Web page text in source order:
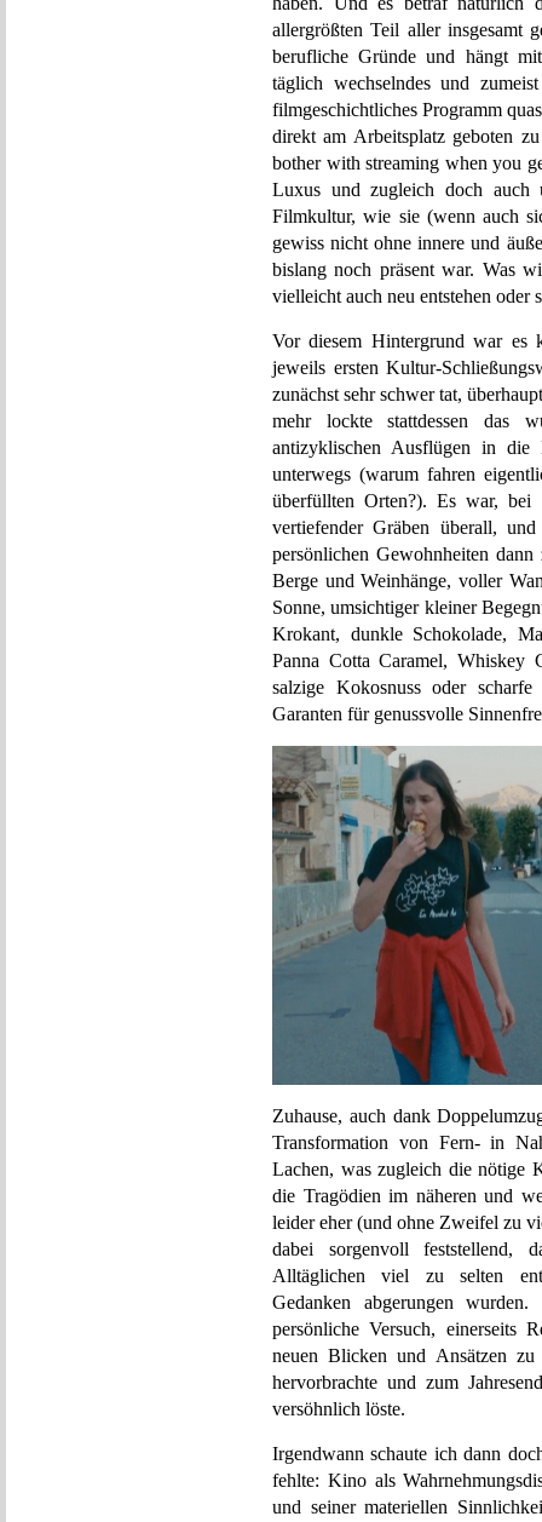
allergrößten Teil aller insgesamt
berufliche Gründe und hängt
täglich wechselndes und
filmgeschichtliches Programm
direkt am Arbeitsplatz geboten
bother with streaming when you
Luxus und zugleich doch auch
Filmkultur, wie sie (wenn auch
gewiss nicht ohne innere und
bislang noch präsent war. Was
vielleicht auch neu entstehen oder
Vor diesem Hintergrund war es
jeweils ersten Kultur-
zunächst sehr schwer tat,
mehr lockte stattdessen das
antizyklischen Ausflügen in
unterwegs (warum fahren
überfüllten Orten?). Es war, bei
vertiefender Gräben überall,
persönlichen Gewohnheiten
Berge und Weinhänge, voller
Sonne, umsichtiger kleiner
Krokant, dunkle Schokolade,
Panna Cotta Caramel, Whiskey
salzige Kokosnuss oder
Garanten für genussvolle
Zuhause, auch dank
Transformation von Fern- in
Lachen, was zugleich die nötige
die Tragödien im näheren und
leider eher (und ohne Zweifel zu
dabei sorgenvoll feststellend,
Alltäglichen viel zu selten
Gedanken abgerungen
persönliche Versuch, einerseits
neuen Blicken und Ansätzen zu
hervorbrachte und zum
versöhnlich löste.
Irgendwann schaute ich dann
fehlte: Kino als
und seiner materiellen